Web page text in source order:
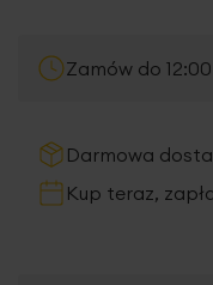
Zamów do
Darmowa
Kup teraz,